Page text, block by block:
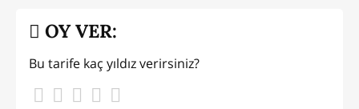
OY VER:
Bu tarife kaç yıldız verirsiniz?